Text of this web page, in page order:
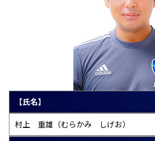
【氏名】
村上 重雄（むらかみ しげお）